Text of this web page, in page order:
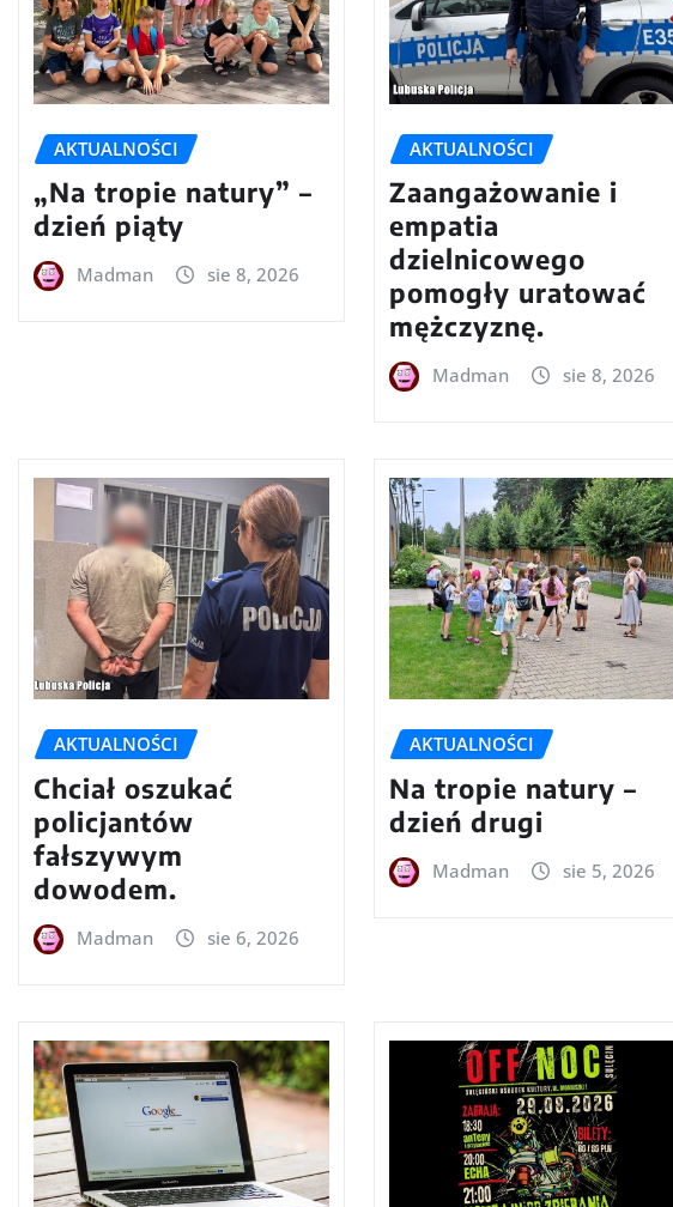
AKTUALNOŚCI
„Na tropie natury” –
dzień piąty
Madman sie 8, 2026
AKTUALNOŚCI
Zaangażowanie i
empatia
dzielnicowego
pomogły uratować
mężczyznę.
Madman sie 8, 2026
AKTUALNOŚCI
Chciał oszukać
policjantów
fałszywym
dowodem.
Madman sie 6, 2026
AKTUALNOŚCI
Na tropie natury –
dzień drugi
Madman sie 5, 2026